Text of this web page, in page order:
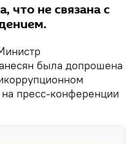
что не связана с
была допрошена
пресс-конференции